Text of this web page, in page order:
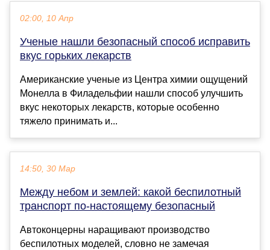
02:00, 10 Апр
Ученые нашли безопасный способ исправить
вкус горьких лекарств
Американские ученые из Центра химии ощущений
Монелла в Филадельфии нашли способ улучшить
вкус некоторых лекарств, которые особенно
тяжело принимать и...
14:50, 30 Мар
Между небом и землей: какой беспилотный
транспорт по-настоящему безопасный
Автоконцерны наращивают производство
беспилотных моделей, словно не замечая